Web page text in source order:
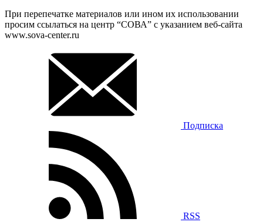
При перепечатке материалов или ином их использовании
просим ссылаться на центр “СОВА” с указанием веб-сайта
www.sova-center.ru
Подписка
RSS